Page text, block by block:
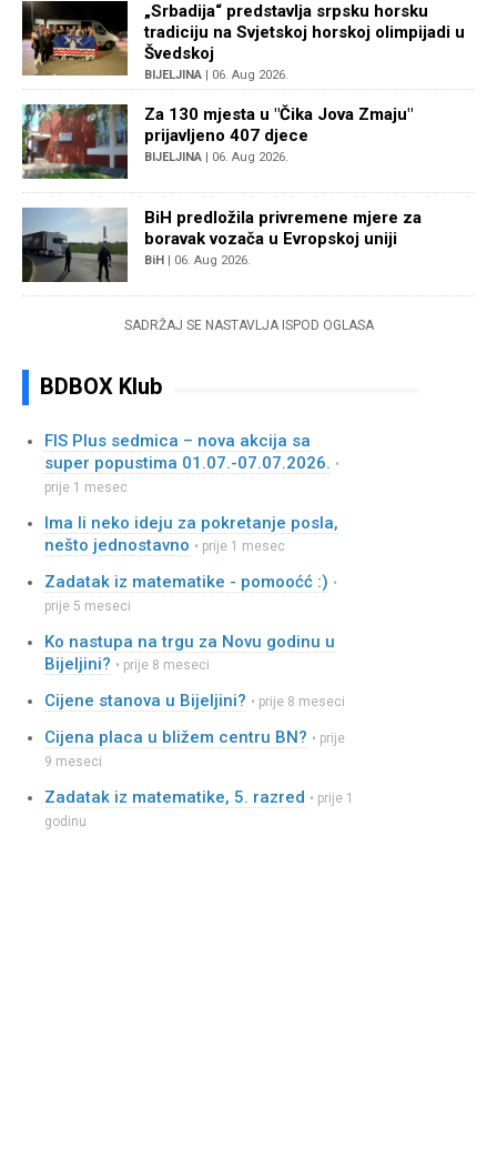
„Srbadija“ predstavlja srpsku horsku
tradiciju na Svjetskoj horskoj olimpijadi u
Švedskoj
BIJELJINA | 06. Aug 2026.
Za 130 mjesta u "Čika Jova Zmaju"
prijavljeno 407 djece
BIJELJINA | 06. Aug 2026.
BiH predložila privremene mjere za
boravak vozača u Evropskoj uniji
BiH | 06. Aug 2026.
SADRŽAJ SE NASTAVLJA ISPOD OGLASA
BDBOX Klub
FIS Plus sedmica – nova akcija sa
super popustima 01.07.-07.07.2026. •
prije 1 mesec
Ima li neko ideju za pokretanje posla,
nešto jednostavno • prije 1 mesec
Zadatak iz matematike - pomooćć :) •
prije 5 meseci
Ko nastupa na trgu za Novu godinu u
Bijeljini? • prije 8 meseci
Cijene stanova u Bijeljini? • prije 8 meseci
Cijena placa u bližem centru BN? • prije
9 meseci
Zadatak iz matematike, 5. razred • prije 1
godinu